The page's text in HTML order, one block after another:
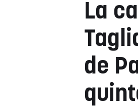
La
de